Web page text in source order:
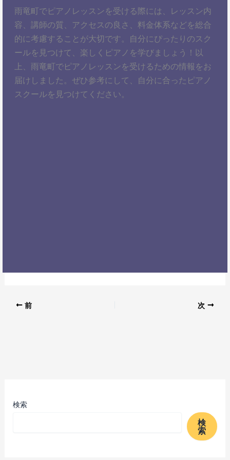
雨竜町でピアノレッスンを受ける際には、レッスン内
容、講師の質、アクセスの良さ、料金体系などを総合
的に考慮することが大切です。自分にぴったりのスク
ールを見つけて、楽しくピアノを学びましょう！以
上、雨竜町でピアノレッスンを受けるための情報をお
届けしました。ぜひ参考にして、自分に合ったピアノ
スクールを見つけてください。
前 次
検索
検
索